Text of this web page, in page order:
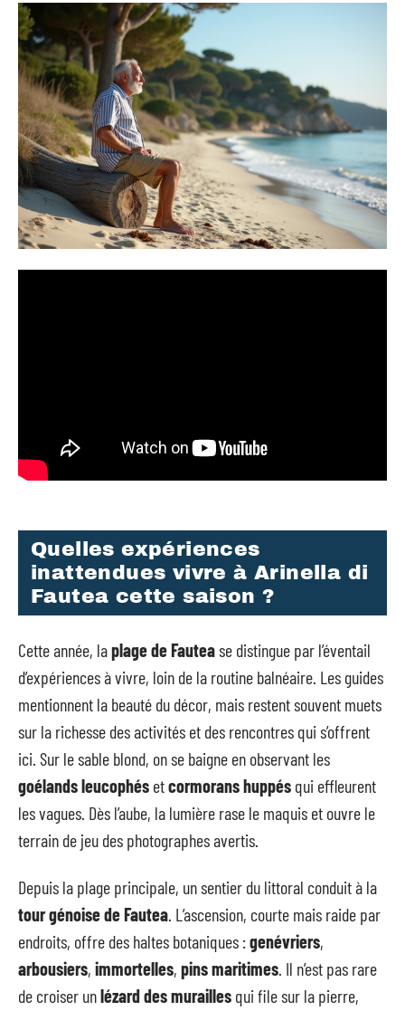
Quelles expériences
inattendues vivre à Arinella di
Fautea cette saison ?
Cette année, laplage de Fautease distingue par l’éventail
d’expériences à vivre, loin de la routine balnéaire. Les guides
mentionnent la beauté du décor, mais restent souvent muets
sur la richesse des activités et des rencontres qui s’offrent
ici. Sur le sable blond, on se baigne en observant les
goélands leucophés etcormorans huppés qui effleurent
les vagues. Dès l’aube, la lumière rase le maquis et ouvre le
terrain de jeu des photographes avertis.
Depuis la plage principale, un sentier du littoral conduit à la
tour génoise de Fautea. L’ascension, courte mais raide par
endroits, offre des haltes botaniques :genévriers,
arbousiers, immortelles, pins maritimes. Il n’est pas rare
de croiser unlézard des murailles qui file sur la pierre,